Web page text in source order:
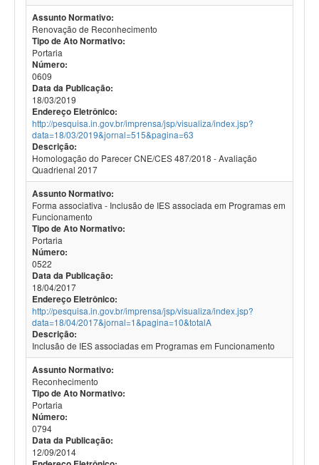
Assunto Normativo:
Renovação de Reconhecimento
Tipo de Ato Normativo:
Portaria
Número:
0609
Data da Publicação:
18/03/2019
Endereço Eletrônico:
http://pesquisa.in.gov.br/imprensa/jsp/visualiza/index.jsp?
data=18/03/2019&jornal=515&pagina=63
Descrição:
Homologação do Parecer CNE/CES 487/2018 - Avaliação
Quadrienal 2017
Assunto Normativo:
Forma associativa - Inclusão de IES associada em Programas em
Funcionamento
Tipo de Ato Normativo:
Portaria
Número:
0522
Data da Publicação:
18/04/2017
Endereço Eletrônico:
http://pesquisa.in.gov.br/imprensa/jsp/visualiza/index.jsp?
data=18/04/2017&jornal=1&pagina=10&totalA
Descrição:
Inclusão de IES associadas em Programas em Funcionamento
Assunto Normativo:
Reconhecimento
Tipo de Ato Normativo:
Portaria
Número:
0794
Data da Publicação:
12/09/2014